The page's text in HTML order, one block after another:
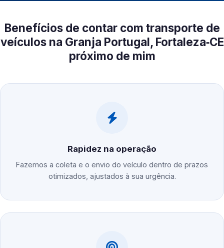
Benefícios de contar com transporte de
veículos na Granja Portugal, Fortaleza‑CE
próximo de mim
Rapidez na operação
Fazemos a coleta e o envio do veículo dentro de prazos
otimizados, ajustados à sua urgência.